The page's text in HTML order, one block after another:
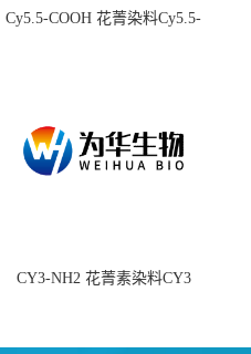
Cy5.5-COOH 花菁染料Cy5.5-
CY3-NH2 花菁素染料CY3